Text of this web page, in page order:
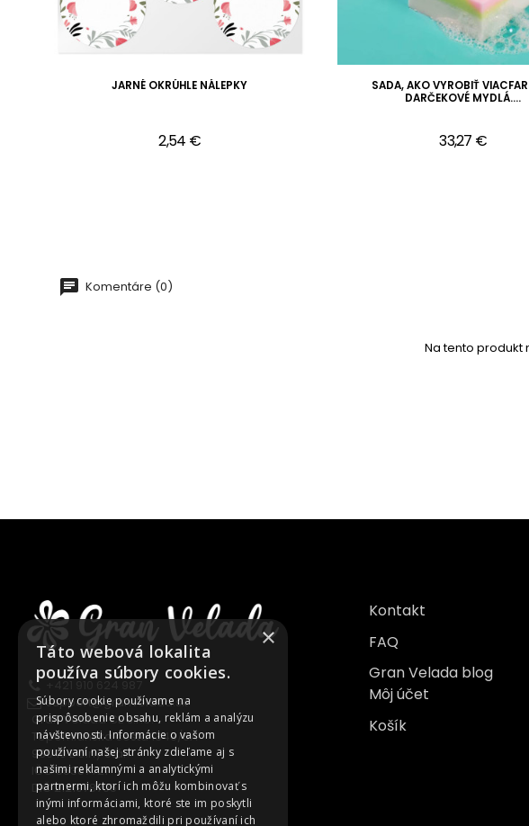
JARNÉ OKRÚHLE NÁLEPKY
2,54 €
SADA, AKO VYROBIŤ
DARČEKOVÉ MYDLÁ....
33,27 €
Komentáre (0)
Na tento produkt
support@granvelada.sk
Gran Velada CE s.r.o.
Topoľnianska cesta 1349/6A
930 10 Dolný Štál
IČO 55387721
DIČ 2121978705
Kontakt
FAQ
Gran Velada blog
Môj účet
Košík
×
Táto webová lokalita
používa súbory cookies.
Súbory cookie používame na
prispôsobenie obsahu, reklám a analýzu
návštevnosti. Informácie o vašom
používaní našej stránky zdieľame aj s
našimi reklamnými a analytickými
partnermi, ktorí ich môžu kombinovať s
inými informáciami, ktoré ste im poskytli
alebo ktoré zhromaždili pri používaní ich